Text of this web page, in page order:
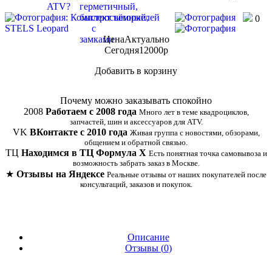
0
ЦенаАктуально
Сегодня12000p
Добавить в корзину
Почему можно заказывать спокойно
2008 Работаем с 2008 года Много лет в теме квадроциклов,
запчастей, шин и аксессуаров для ATV.
VK ВКонтакте с 2010 года Живая группа с новостями, обзорами,
общением и обратной связью.
ТЦ Находимся в ТЦ Формула Х Есть понятная точка самовывоза и
возможность забрать заказ в Москве.
★ Отзывы на Яндексе Реальные отзывы от наших покупателей после
консультаций, заказов и покупок.
Описание
Отзывы (0)